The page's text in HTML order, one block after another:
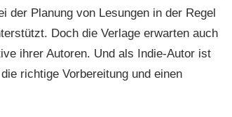
der Planung von Lesungen in der Regel
Doch die Verlage erwarten auch
ihrer Autoren. Und als Indie-Autor ist
richtige Vorbereitung und einen